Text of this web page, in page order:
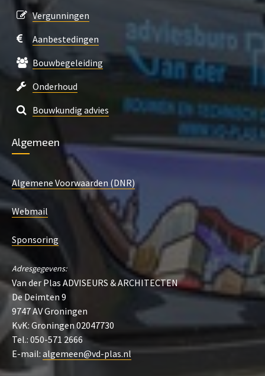
Vergunningen
Aanbestedingen
Bouwbegeleiding
Onderhoud
Bouwkundig advies
Algemeen
Algemene Voorwaarden (DNR)
Webmail
Sponsoring
Adresgegevens:
Van der Plas ADVISEURS & ARCHITECTEN
De Deimten 9
9747 AV Groningen
KvK: Groningen 02047730
Tel.: 050-571 2666
E-mail: algemeen@vd-plas.nl